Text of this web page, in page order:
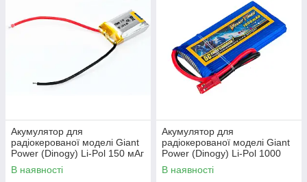
Акумулятор для
радіокерованої моделі Giant
Power (Dinogy) Li-Pol 150 мАг
3.7 В 24x17x7,8 мм з
захистом без коннектора 15C
В наявності
Акумулятор для
радіокерованої моделі Giant
Power (Dinogy) Li-Pol 1000
мАг 3.7 В 65x34x8 мм JST
35C
В наявності